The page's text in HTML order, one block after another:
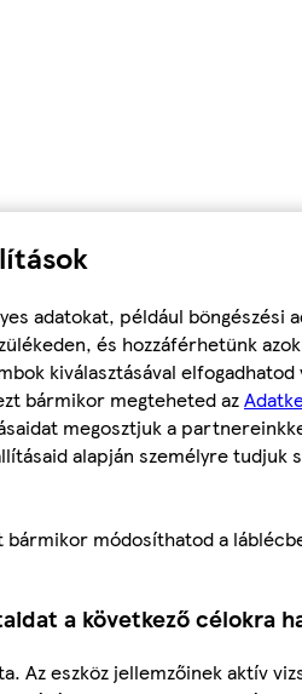
adatokat, például böngészési
és hozzáférhetünk
kiválasztásával
bármikor megteheted az
megosztjuk a
alapján személyre tudjuk
bármikor módosíthatod a
a következő célokra
Az eszköz jellemzőinek aktív